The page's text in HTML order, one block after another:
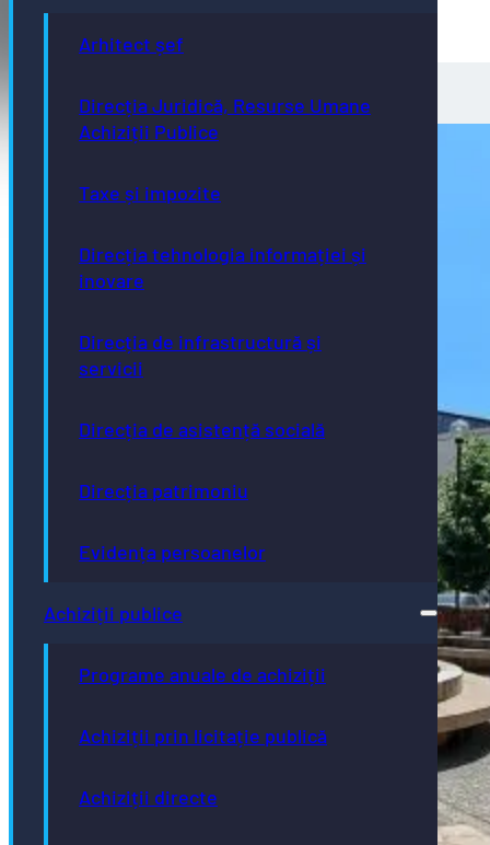
Arhitect șef
Direcția Juridică, Resurse Umane
Achiziții Publice
Taxe și impozite
Direcția tehnologia informației și
inovare
Direcția de infrastructură și
servicii
Direcția de asistență socială
Direcția patrimoniu
Evidența persoanelor
Achiziții publice
Programe anuale de achiziții
Achiziții prin licitație publică
Achiziții directe